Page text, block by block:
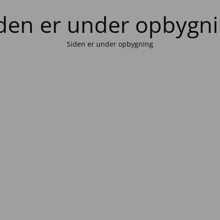
er under
Siden er under opbygning